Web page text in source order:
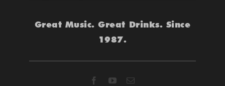
Great Music. Great Drinks. Since
1987.